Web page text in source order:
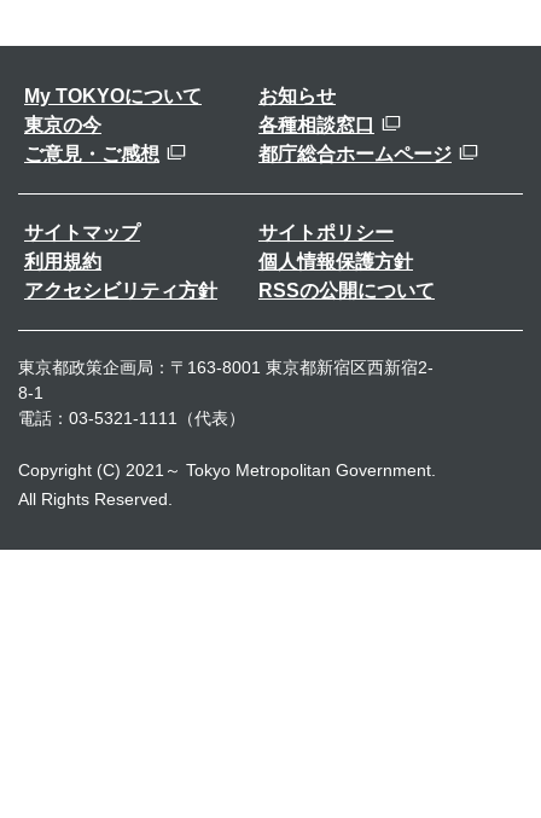
My TOKYOについて
お知らせ
東京の今
各種相談窓口
ご意見・ご感想
都庁総合ホームページ
サイトマップ
サイトポリシー
利用規約
個人情報保護方針
アクセシビリティ方針
RSSの公開について
東京都政策企画局：〒163-8001 東京都新宿区西新宿2-
8-1
電話：03-5321-1111（代表）
Copyright (C) 2021～ Tokyo Metropolitan Government.
All Rights Reserved.